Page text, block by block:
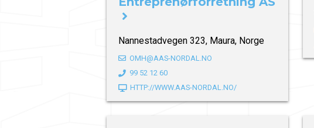
Nannestadvegen 323, Maura, Norge
OMH@AAS-NORDAL.NO
99 52 12 60
HTTP://WWW.AAS-NORDAL.NO/